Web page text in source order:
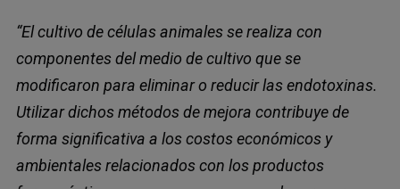
“El cultivo de células animales se realiza con
componentes del medio de cultivo que se
modificaron para eliminar o reducir las endotoxinas.
Utilizar dichos métodos de mejora contribuye de
forma significativa a los costos económicos y
ambientales relacionados con los productos